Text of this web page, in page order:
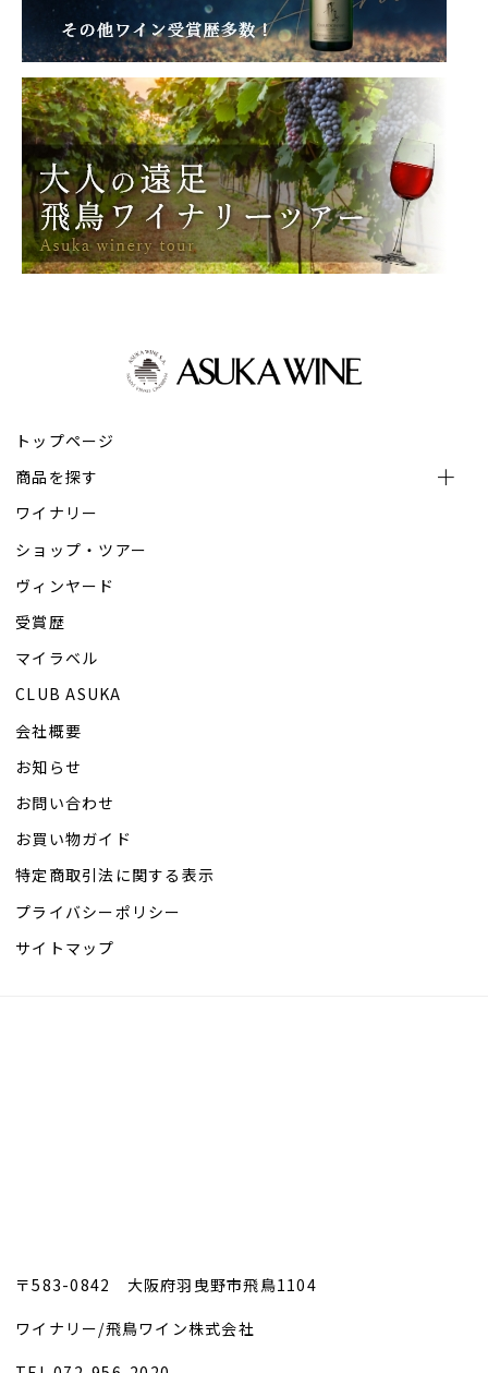
トップページ
商品を探す
ワイナリー
ショップ・ツアー
ヴィンヤード
受賞歴
マイラベル
CLUB ASUKA
会社概要
お知らせ
お問い合わせ
お買い物ガイド
特定商取引法に関する表示
プライバシーポリシー
サイトマップ
〒583-0842 大阪府羽曳野市飛鳥1104
ワイナリー/飛鳥ワイン株式会社